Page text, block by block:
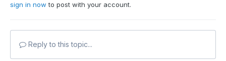
sign in now to post with your account.
Reply to this topic...